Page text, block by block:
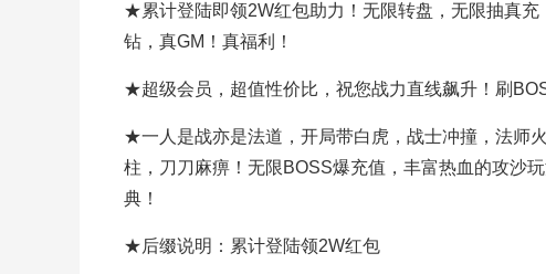
★累计登陆即领2W红包助力！无限转盘，无限抽真
钻，真GM！真福利！
★超级会员，超值性价比，祝您战力直线飙升！刷
★一人是战亦是法道，开局带白虎，战士冲撞，法师
柱，刀刀麻痹！无限BOSS爆充值，丰富热血的攻沙
典！
★后缀说明：累计登陆领2W红包